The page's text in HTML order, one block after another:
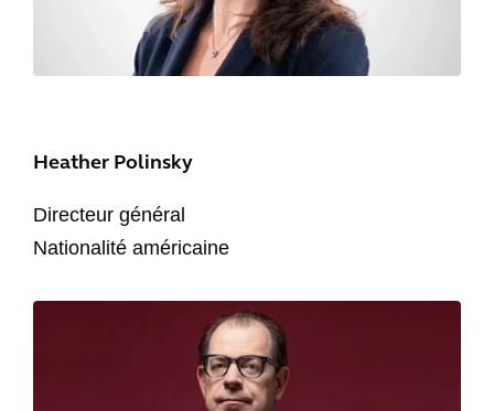
Heather Polinsky
Directeur général
Nationalité américaine